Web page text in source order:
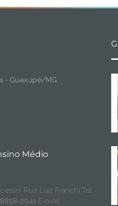
- Guaxupé/MG
Médio
Rua Luiz Franchi Tel:
2941E-mail: